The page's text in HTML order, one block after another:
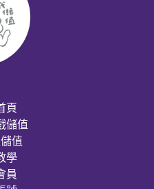
頁
儲值
值
學
員